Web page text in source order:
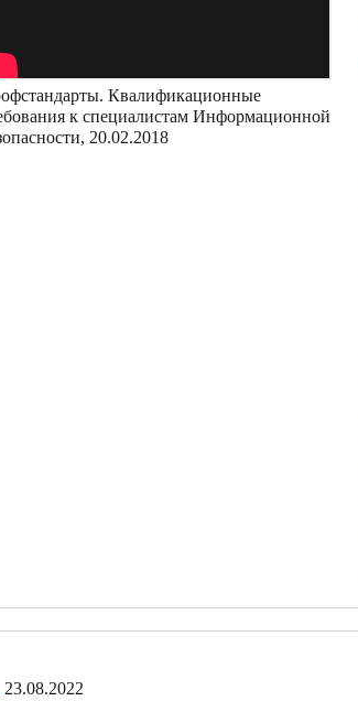
Квалификационные
к специалистам Информационной
20.02.2018
23.08.2022